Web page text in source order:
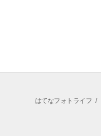
はてなフォトライフ /